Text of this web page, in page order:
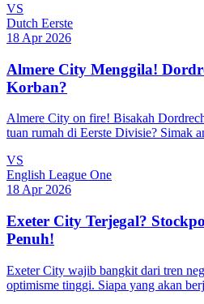
VS
Dutch Eerste
18 Apr 2026
Almere City Menggila!
Korban?
Almere City on fire! Bisakah
tuan rumah di Eerste Divisie? Simak
VS
English League One
18 Apr 2026
Exeter City Terjegal?
Penuh!
Exeter City wajib bangkit dari tren
optimisme tinggi. Siapa yang akan